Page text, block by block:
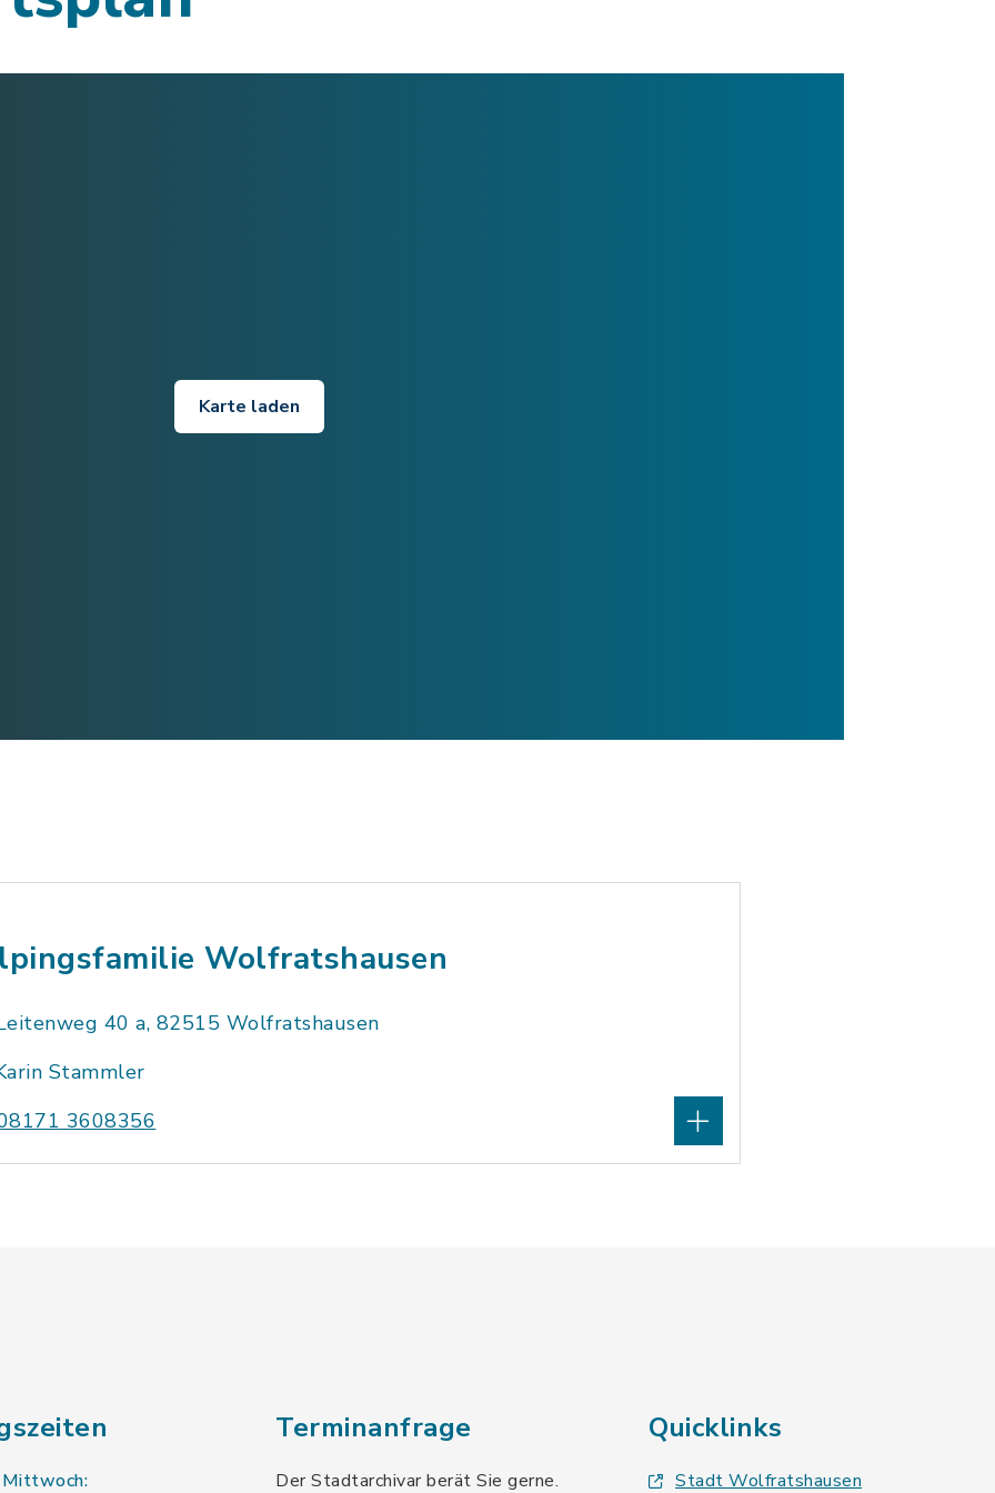
Karte laden
Wolfratshausen
40 a, 82515 Wolfratshausen
Stammler
3608356
Terminanfrage
Der Stadtarchivar berät Sie gerne.
Quicklinks
Stadt Wolfratshausen